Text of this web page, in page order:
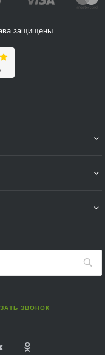
защищены
ЗВОНОК